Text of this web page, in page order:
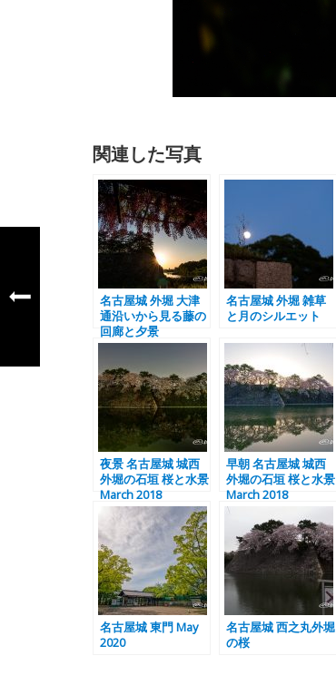
関連した写真
名古屋城 外堀 大津
通沿いから見る藤の
回廊と夕景
名古屋城 外堀 雑草
と月のシルエット
夜景 名古屋城 城西
外堀の石垣 桜と水景
March 2018
早朝 名古屋城 城西
外堀の石垣 桜と水景
March 2018
名古屋城 東門 May
2020
名古屋城 西之丸外堀
の桜